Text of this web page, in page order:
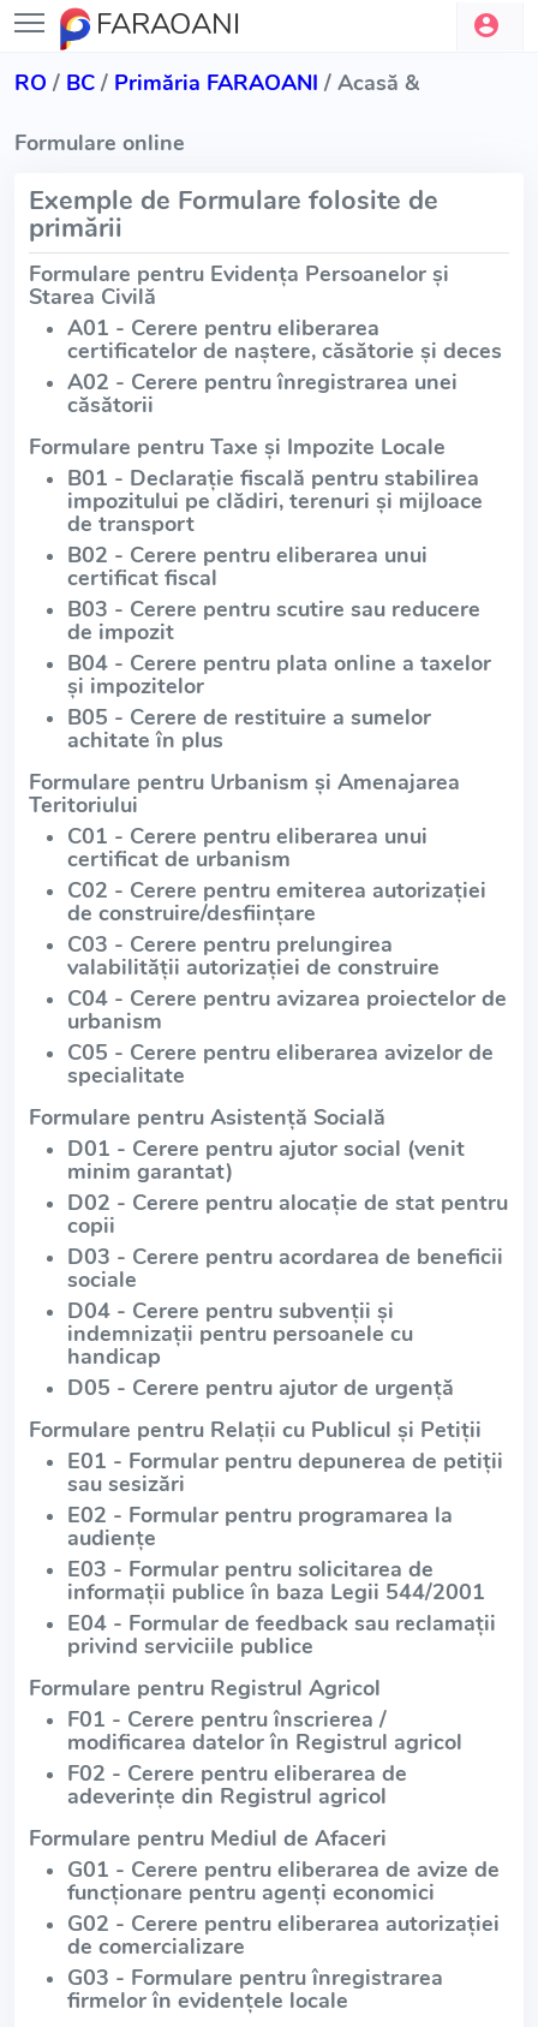
FARAOANI
RO / BC / Primăria FARAOANI / Acasă &
Formulare online
Exemple de Formulare folosite de
primării
Formulare pentru Evidența Persoanelor și
Starea Civilă
A01 - Cerere pentru eliberarea
certificatelor de naștere, căsătorie și deces
A02 - Cerere pentru înregistrarea unei
căsătorii
Formulare pentru Taxe și Impozite Locale
B01 - Declarație fiscală pentru stabilirea
impozitului pe clădiri, terenuri și mijloace
de transport
B02 - Cerere pentru eliberarea unui
certificat fiscal
B03 - Cerere pentru scutire sau reducere
de impozit
B04 - Cerere pentru plata online a taxelor
și impozitelor
B05 - Cerere de restituire a sumelor
achitate în plus
Formulare pentru Urbanism și Amenajarea
Teritoriului
C01 - Cerere pentru eliberarea unui
certificat de urbanism
C02 - Cerere pentru emiterea autorizației
de construire/desființare
C03 - Cerere pentru prelungirea
valabilității autorizației de construire
C04 - Cerere pentru avizarea proiectelor de
urbanism
C05 - Cerere pentru eliberarea avizelor de
specialitate
Formulare pentru Asistență Socială
D01 - Cerere pentru ajutor social (venit
minim garantat)
D02 - Cerere pentru alocație de stat pentru
copii
D03 - Cerere pentru acordarea de beneficii
sociale
D04 - Cerere pentru subvenții și
indemnizații pentru persoanele cu
handicap
D05 - Cerere pentru ajutor de urgență
Formulare pentru Relații cu Publicul și Petiții
E01 - Formular pentru depunerea de petiții
sau sesizări
E02 - Formular pentru programarea la
audiențe
E03 - Formular pentru solicitarea de
informații publice în baza Legii 544/2001
E04 - Formular de feedback sau reclamații
privind serviciile publice
Formulare pentru Registrul Agricol
F01 - Cerere pentru înscrierea /
modificarea datelor în Registrul agricol
F02 - Cerere pentru eliberarea de
adeverințe din Registrul agricol
Formulare pentru Mediul de Afaceri
G01 - Cerere pentru eliberarea de avize de
funcționare pentru agenți economici
G02 - Cerere pentru eliberarea autorizației
de comercializare
G03 - Formulare pentru înregistrarea
firmelor în evidențele locale